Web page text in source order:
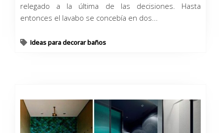
relegado a la última de las decisiones. Hasta
entonces el lavabo se concebía en dos...
Ideas para decorar baños